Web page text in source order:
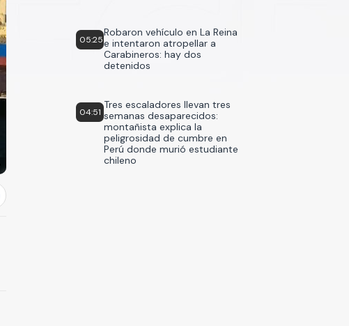
05:25
Robaron vehículo en La Reina
e intentaron atropellar a
Carabineros: hay dos
detenidos
04:51
Tres escaladores llevan tres
semanas desaparecidos:
montañista explica la
peligrosidad de cumbre en
Perú donde murió estudiante
chileno